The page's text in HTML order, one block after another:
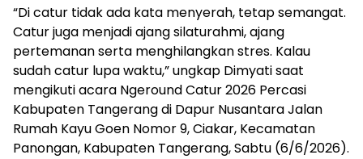
“Di catur tidak ada kata menyerah, tetap semangat.
Catur juga menjadi ajang silaturahmi, ajang
pertemanan serta menghilangkan stres. Kalau
sudah catur lupa waktu,” ungkap Dimyati saat
mengikuti acara Ngeround Catur 2026 Percasi
Kabupaten Tangerang di Dapur Nusantara Jalan
Rumah Kayu Goen Nomor 9, Ciakar, Kecamatan
Panongan, Kabupaten Tangerang, Sabtu (6/6/2026).